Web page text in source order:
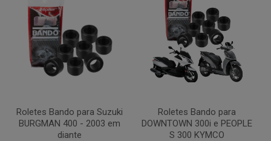
Roletes Bando para Suzuki
BURGMAN 400 - 2003 em
diante
Roletes Bando para
DOWNTOWN 300i e PEOPLE
S 300 KYMCO